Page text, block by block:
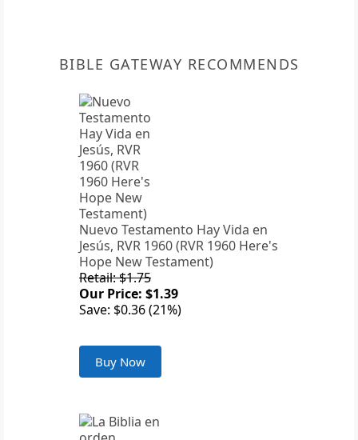
BIBLE GATEWAY RECOMMENDS
Nuevo Testamento Hay Vida en
Jesús, RVR 1960 (RVR 1960 Here's
Hope New Testament)
Retail: $1.75
Our Price: $1.39
Save: $0.36 (21%)
Buy Now